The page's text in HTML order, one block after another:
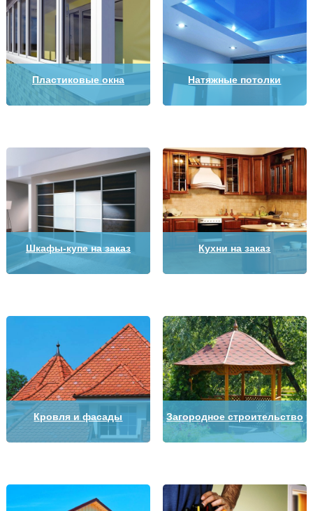
Пластиковые окна Натяжные потолки
Шкафы-купе на заказ Кухни на заказ
Кровля и фасады Загородное строительство